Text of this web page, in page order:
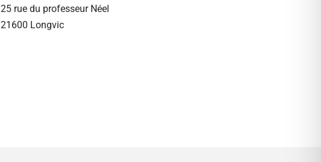
25 rue du professeur Néel
21600 Longvic